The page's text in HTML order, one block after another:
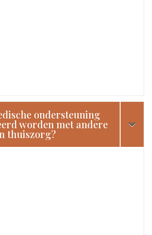
ondersteuning
worden met andere
thuiszorg?